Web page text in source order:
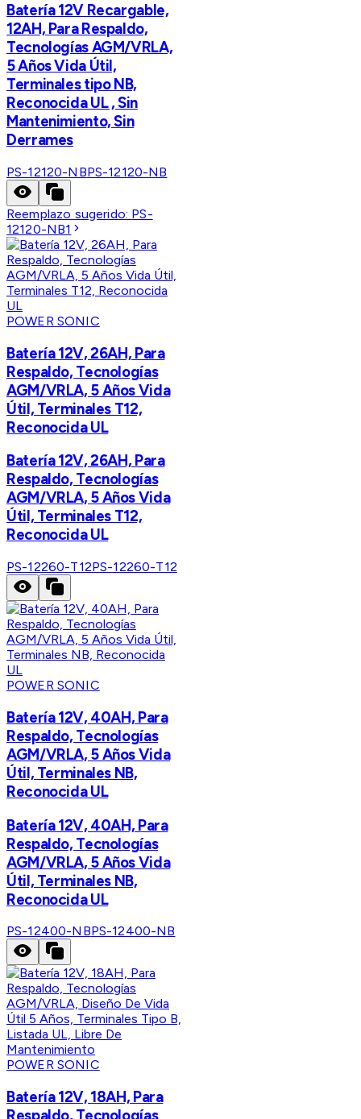
Batería 12V Recargable,
12AH, Para Respaldo,
Tecnologías AGM/VRLA,
5 Años Vida Útil,
Terminales tipo NB,
Reconocida UL , Sin
Mantenimiento, Sin
Derrames
PS-12120-NBPS-12120-NB
Reemplazo sugerido: PS-
12120-NB1
POWER SONIC
Batería 12V, 26AH, Para
Respaldo, Tecnologías
AGM/VRLA, 5 Años Vida
Útil, Terminales T12,
Reconocida UL
Batería 12V, 26AH, Para
Respaldo, Tecnologías
AGM/VRLA, 5 Años Vida
Útil, Terminales T12,
Reconocida UL
PS-12260-T12PS-12260-T12
POWER SONIC
Batería 12V, 40AH, Para
Respaldo, Tecnologías
AGM/VRLA, 5 Años Vida
Útil, Terminales NB,
Reconocida UL
Batería 12V, 40AH, Para
Respaldo, Tecnologías
AGM/VRLA, 5 Años Vida
Útil, Terminales NB,
Reconocida UL
PS-12400-NBPS-12400-NB
POWER SONIC
Batería 12V, 18AH, Para